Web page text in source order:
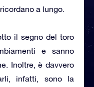
a lungo.
il segno del toro
e sanno
Inoltre, è davvero
infatti, sono la